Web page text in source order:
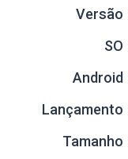
Versão
SO
Android
Lançamento
Tamanho